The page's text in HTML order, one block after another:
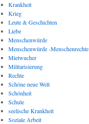
Krankheit
Krieg
Leute & Geschichten
Liebe
Menschenwürde
Menschenwürde -Menschenrechte
Mietwucher
Militarisierung
Rechte
Schöne neue Welt
Schönheit
Schule
seelische Krankheit
Soziale Arbeit